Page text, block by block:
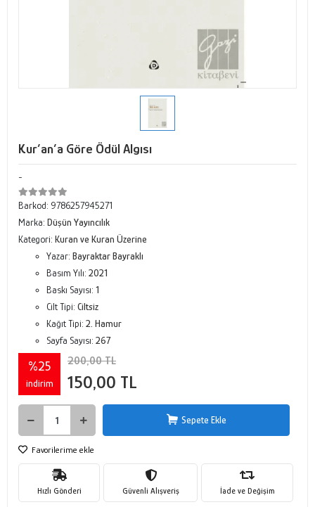
Kur’an’a Göre Ödül Algısı
-
Barkod: 9786257945271
Marka: Düşün Yayıncılık
Kategori: Kuran ve Kuran Üzerine
Yazar: Bayraktar Bayraklı
Basım Yılı: 2021
Baskı Sayısı: 1
Cilt Tipi: Ciltsiz
Kağıt Tipi: 2. Hamur
Sayfa Sayısı: 267
%25
indirim
200,00 TL
150,00 TL
Sepete Ekle
Favorilerime ekle
Hızlı Gönderi Güvenli Alışveriş İade ve Değişim